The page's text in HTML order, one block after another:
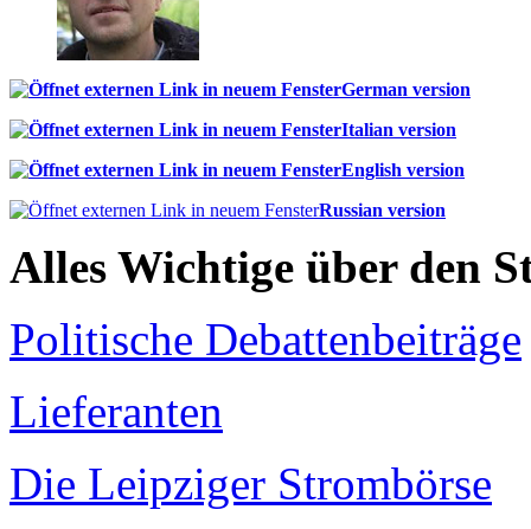
German version
Italian version
English version
Russian version
Alles Wichtige über den
Politische Debattenbeiträge
Lieferanten
Die Leipziger Strombörse